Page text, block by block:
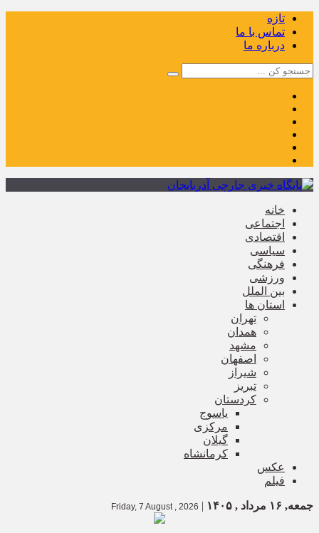
تازه
تماس با ما
درباره ما
خانه
اجتماعی
اقتصادی
سیاسی
فرهنگی
ورزشی
بین الملل
استان ها
تهران
همدان
مشهد
اصفهان
شیراز
تبریز
کردستان
یاسوج
مرکزی
گیلان
کرمانشاه
عکس
فیلم
جمعه, ۱۶ مرداد , ۱۴۰۵ |
Friday, 7 August , 2026